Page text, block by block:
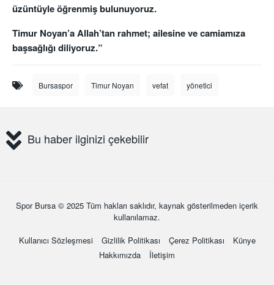
üzüntüyle öğrenmiş bulunuyoruz.
Timur Noyan’a Allah’tan rahmet; ailesine ve camiamıza
başsağlığı diliyoruz.”
Bursaspor Timur Noyan vefat yönetici
Bu haber ilginizi çekebilir
Spor Bursa © 2025 Tüm hakları saklıdır, kaynak gösterilmeden içerik
kullanılamaz.
Kullanıcı Sözleşmesi
Gizlilik Politikası Çerez Politikası
Künye
Hakkımızda
İletişim